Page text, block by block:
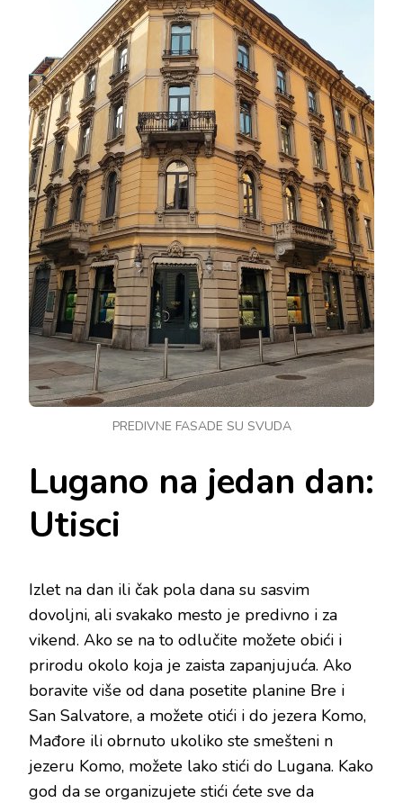
PREDIVNE FASADE SU SVUDA
Lugano na jedan dan:
Utisci
Izlet na dan ili čak pola dana su sasvim
dovoljni, ali svakako mesto je predivno i za
vikend. Ako se na to odlučite možete obići i
prirodu okolo koja je zaista zapanjujuća. Ako
boravite više od dana posetite planine Bre i
San Salvatore, a možete otići i do jezera Komo,
Mađore ili obrnuto ukoliko ste smešteni n
jezeru Komo, možete lako stići do Lugana. Kako
god da se organizujete stići ćete sve da